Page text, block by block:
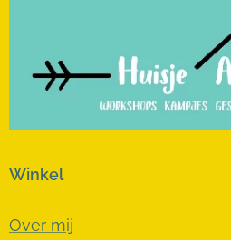
Winkel
Over mij